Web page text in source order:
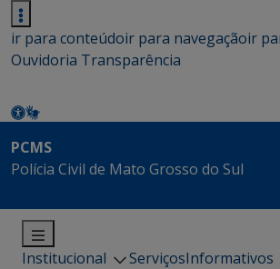
ir para conteúdoir para navegaçãoir
Ouvidoria Transparência
PCMS
Polícia Civil de Mato Grosso do Sul
Institucional ServiçosInformativos